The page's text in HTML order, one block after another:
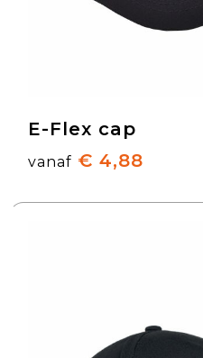
E-Flex cap
vanaf € 4,88